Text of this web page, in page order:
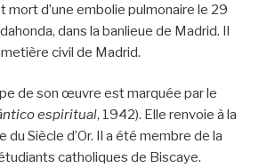
mort d’une embolie pulmonaire le 29
dans la banlieue de Madrid. Il
civil de Madrid.
de son œuvre est marquée par le
espiritual, 1942). Elle renvoie à la
Siècle d’Or. Il a été membre de la
catholiques de Biscaye.